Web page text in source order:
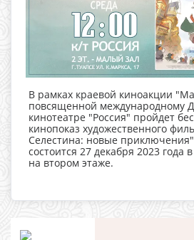
В рамках краевой киноакции
повсященной международному
кинотеатре "Россия" пройдет
кинопоказ художественного
Селестина: новые
состоится 27 декабря 2023 года
на втором этаже.